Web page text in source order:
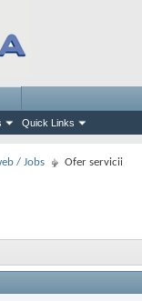
Quick Links
/ Jobs Ofer servicii